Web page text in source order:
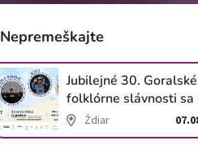
Nepremeškajte
Jubilejné 30. Goralské
folklórne slávnosti sa
blížiaŽdiar